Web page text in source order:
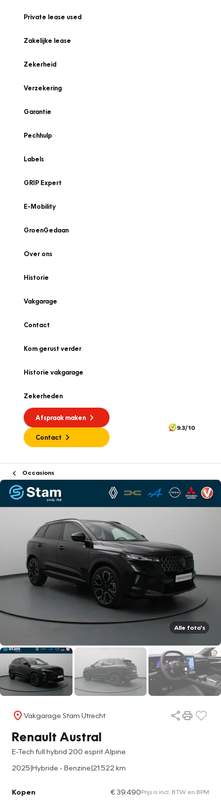
Private lease used
Zakelijke lease
Zekerheid
Verzekering
Garantie
Pechhulp
Labels
GRIP Expert
E-Mobility
GroenGedaan
Over ons
Historie
Vakgarage
Contact
Kom gerust verder
Historie vakgarage
Zekerheden
Afspraak maken
Contact
9.3/10
Occasions
Alle foto's
Vakgarage Stam Utrecht
Renault Austral
E-Tech full hybrid 200 esprit Alpine
2025|Hybride - Benzine|21.522 km
Kopen € 39.490Prijs is incl. BTW en BPM